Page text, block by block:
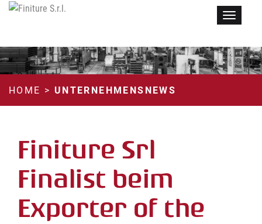
Menu
HOME > UNTERNEHMENSNEWS
Finiture Srl
Finalist beim
Exporter of the